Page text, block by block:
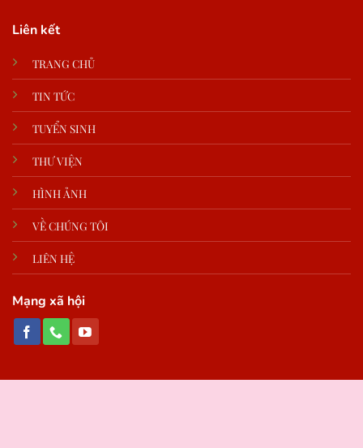
Liên kết
TRANG CHỦ
TIN TỨC
TUYỂN SINH
THƯ VIỆN
HÌNH ẢNH
VỀ CHÚNG TÔI
LIÊN HỆ
Mạng xã hội